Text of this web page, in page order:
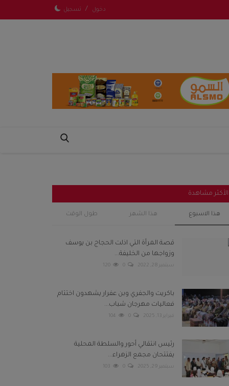
دخول / تسجيل
الأكثر مشاهدة
هذا الاسبوع هذا الشهر طول الوقت
قصة المرأة التي اذلت الحجاج بن يوسف
وزواجها من الخليفة...
سبتمبر 28, 2022 0
120
باكريت والجفري وبن عفرار يشهدون اختتام
فعاليات مهرجان شباب...
فبراير 13, 2025 0
104
رئيس انتقالي أحور والسلطة المحلية
يفتتحان مجمع الزهراء...
سبتمبر 29, 2025 0
103